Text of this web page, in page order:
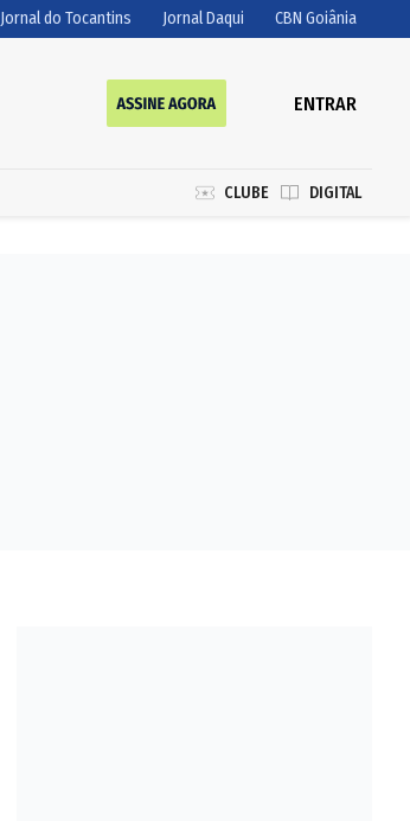
Jornal do Tocantins Jornal Daqui CBN Goiânia
ENTRAR
CLUBE DIGITAL